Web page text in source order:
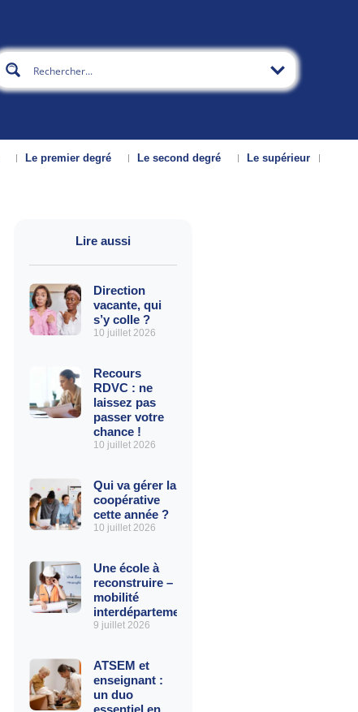
Le premier degré Le second degré
Le supérieur
Lire aussi
Direction
vacante, qui
s’y colle ?
10 juillet 2026
Recours
RDVC : ne
laissez pas
passer votre
chance !
10 juillet 2026
Qui va gérer la
coopérative
cette année ?
10 juillet 2026
Une école à
reconstruire – La
mobilité
interdépartementale
9 juillet 2026
ATSEM et
enseignant :
un duo
essentiel en